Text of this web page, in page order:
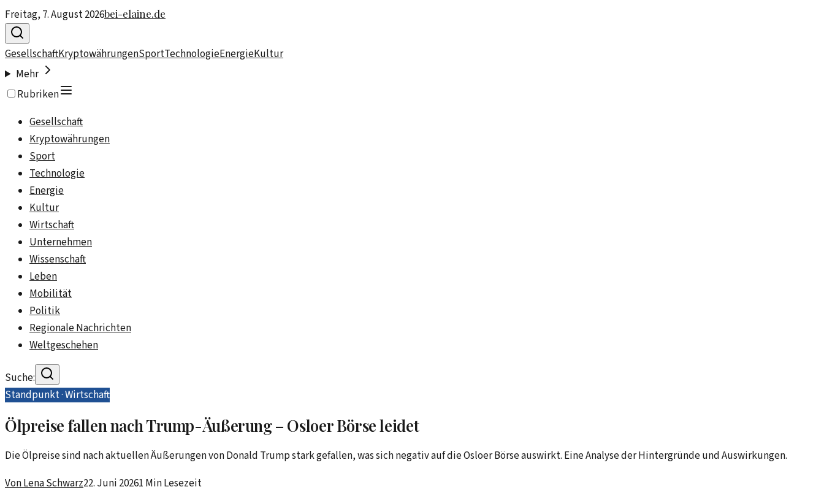
Freitag, 7. August 2026bei-elaine.de
GesellschaftKryptowährungenSportTechnologieEnergieKultur
Mehr
Rubriken
Gesellschaft
Kryptowährungen
Sport
Technologie
Energie
Kultur
Wirtschaft
Unternehmen
Wissenschaft
Leben
Mobilität
Politik
Regionale Nachrichten
Weltgeschehen
Suche:
Standpunkt ·Wirtschaft
Ölpreise fallen nach Trump-Äußerung – Osloer Börse leidet
Die Ölpreise sind nach aktuellen Äußerungen von Donald Trump stark gefallen, was sich negativ auf die Osloer Börse auswirkt. Eine Analyse der Hintergründe und Auswirkungen.
VonLena Schwarz22. Juni 20261 Min Lesezeit